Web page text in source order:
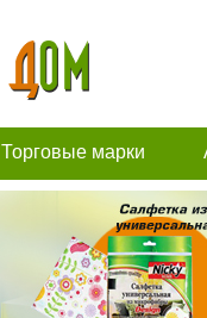
Торговые марки